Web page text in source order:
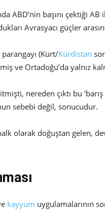
ABD’nin başını çektiği
Avrasyacı güçler
(Kürt/Kürdistan
ve Ortadoğu’da yalnız
nereden çıktı bu
sebebi değil, sonucudur.
olarak doğuştan gelen,
kayyum uygulamalarının